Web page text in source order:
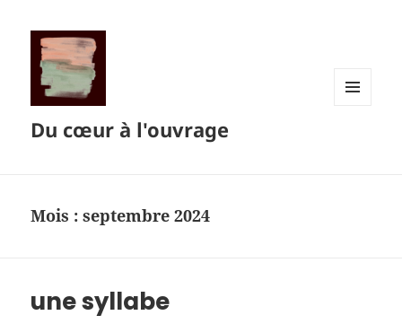
Du cœur à l'ouvrage
Mois :septembre 2024
une syllabe